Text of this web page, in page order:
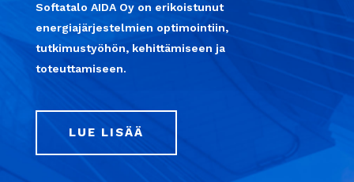
Softatalo AIDA Oy on erikoistunut
energiajärjestelmien optimointiin,
tutkimustyöhön, kehittämiseen ja
toteuttamiseen.
LUE LISÄÄ